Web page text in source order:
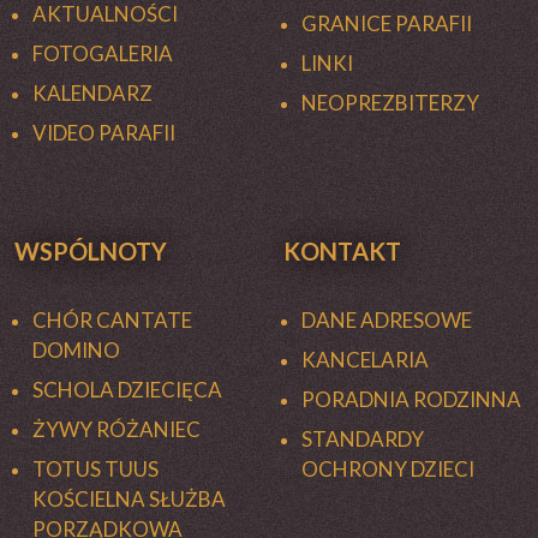
AKTUALNOŚCI
FOTOGALERIA
KALENDARZ
VIDEO PARAFII
GRANICE PARAFII
LINKI
NEOPREZBITERZY
WSPÓLNOTY
CHÓR CANTATE
DOMINO
SCHOLA DZIECIĘCA
ŻYWY RÓŻANIEC
TOTUS TUUS
KOŚCIELNA SŁUŻBA
PORZĄDKOWA
KONTAKT
DANE ADRESOWE
KANCELARIA
PORADNIA RODZINNA
STANDARDY
OCHRONY DZIECI